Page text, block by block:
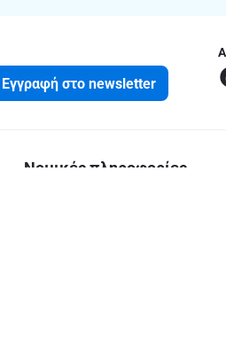
Εγγραφή στο newsletter
Νομικές πληροφορίες